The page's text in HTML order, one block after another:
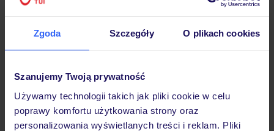
Zgoda Szczegóły O plikach cookies
Szanujemy Twoją prywatność
Używamy technologii takich jak pliki cookie w celu
poprawy komfortu użytkowania strony oraz
personalizowania wyświetlanych treści i reklam. Pliki
Pokoje